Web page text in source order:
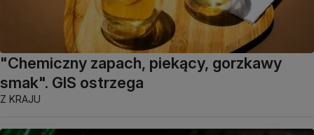
"Chemiczny zapach, piekący, gorzkawy
smak". GIS ostrzega
Z KRAJU